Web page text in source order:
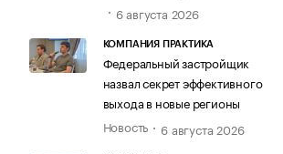
6 августа 2026
КОМПАНИЯ ПРАКТИКА
Федеральный застройщик
назвал секрет эффективного
выхода в новые регионы
Новость
6 августа 2026